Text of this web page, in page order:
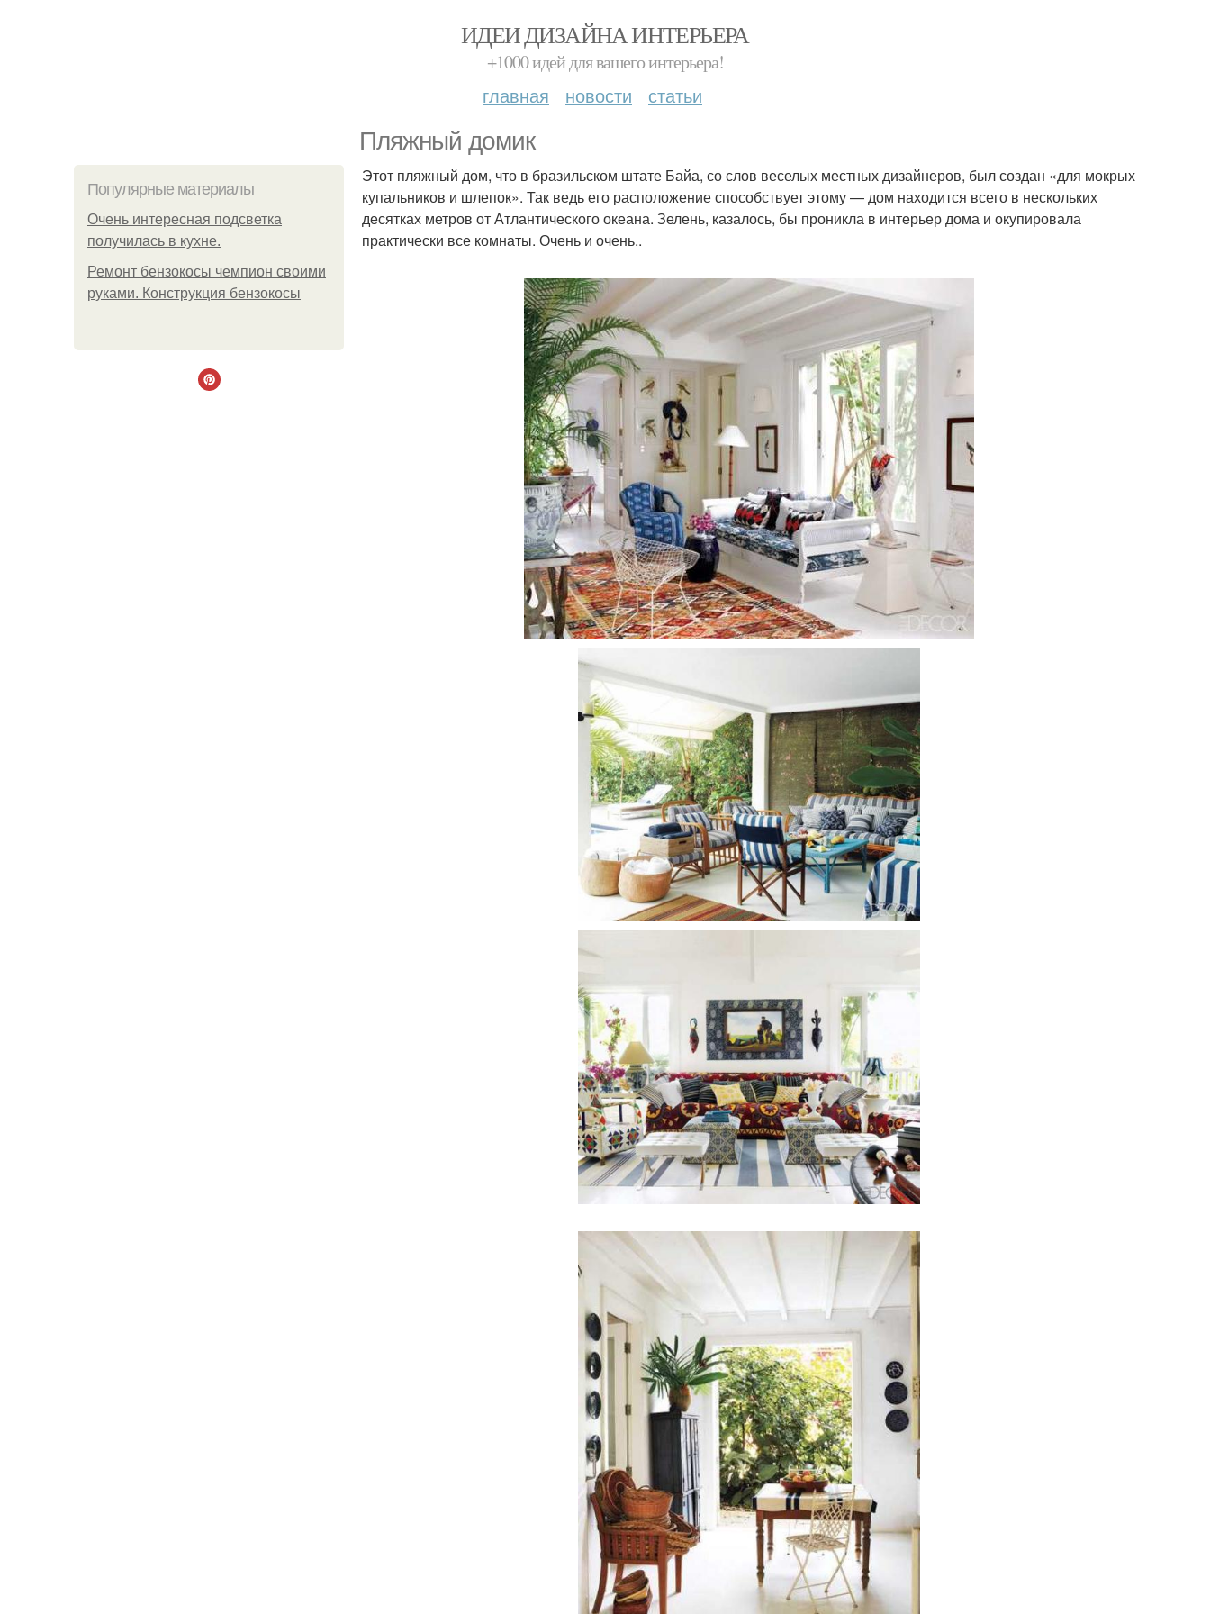
ИДЕИ ДИЗАЙНА ИНТЕРЬЕРА
+1000 идей для вашего интерьера!
главная новости статьи
Пляжный домик
Популярные материалы
Очень интересная подсветка
получилась в кухне.
Ремонт бензокосы чемпион своими
руками. Конструкция бензокосы
Этот пляжный дом, что в бразильском штате Байа, со слов веселых местных дизайнеров, был создан «для мокрых
купальников и шлепок». Так ведь его расположение способствует этому — дом находится всего в нескольких
десятках метров от Атлантического океана. Зелень, казалось, бы проникла в интерьер дома и окупировала
практически все комнаты. Очень и очень..